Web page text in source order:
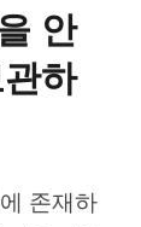
안
하
존재하